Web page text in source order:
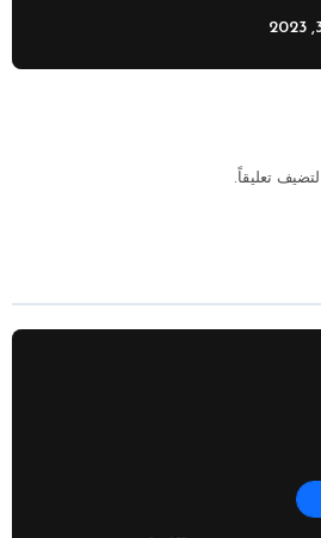
لتضيف تعليقاً.